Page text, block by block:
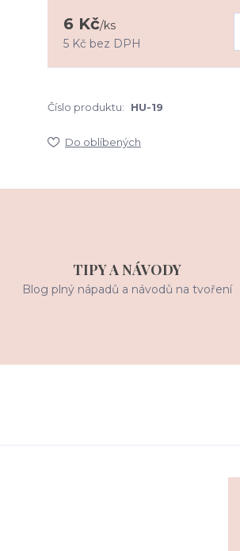
6 Kč/ks
5 Kč bez DPH
Číslo produktu: HU-19
Do oblíbených
TIPY A NÁVODY
Blog plný nápadů a návodů na tvoření